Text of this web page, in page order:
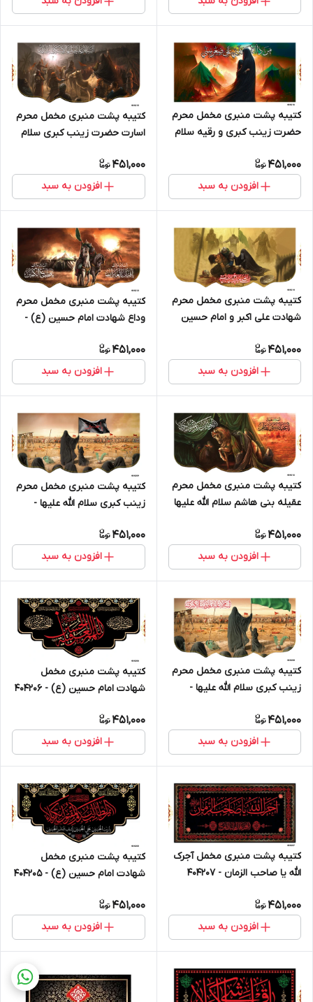
کتیبه پشت منبری مخمل محرم
حضرت زینب کبری و رقیه سلام
451,000
افزودن به سبد
کتیبه پشت منبری مخمل محرم
اسارت حضرت زینب کبری سلام
451,000
افزودن به سبد
کتیبه پشت منبری مخمل محرم
شهادت علی اکبر و امام حسین
451,000
افزودن به سبد
کتیبه پشت منبری مخمل محرم
وداع شهادت امام حسین (ع) -
451,000
افزودن به سبد
کتیبه پشت منبری مخمل محرم
عقیله بنی هاشم سلام الله علیها
451,000
افزودن به سبد
کتیبه پشت منبری مخمل محرم
زینب کبری سلام الله علیها -
451,000
افزودن به سبد
کتیبه پشت منبری مخمل محرم
زینب کبری سلام الله علیها -
451,000
افزودن به سبد
کتیبه پشت منبری مخمل
شهادت امام حسین (ع) - 404206
451,000
افزودن به سبد
کتیبه پشت منبری مخمل آجرک
الله یا صاحب الزمان - 404207
451,000
افزودن به سبد
کتیبه پشت منبری مخمل
شهادت امام حسین (ع) - 404205
451,000
افزودن به سبد